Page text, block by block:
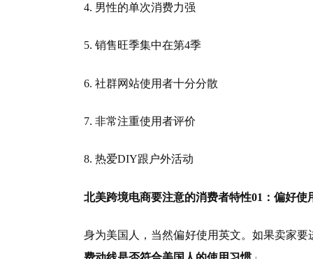
4. 男性的单次消费力强
5. 销售旺季集中在第4季
6. 社群网站使用者十分分散
7. 非常注重使用者评价
8. 热爱DIY跟户外活动
北美跨境电商要注意的消费者特性01：偏好使
身为美国人，当然偏好使用英文。如果卖家